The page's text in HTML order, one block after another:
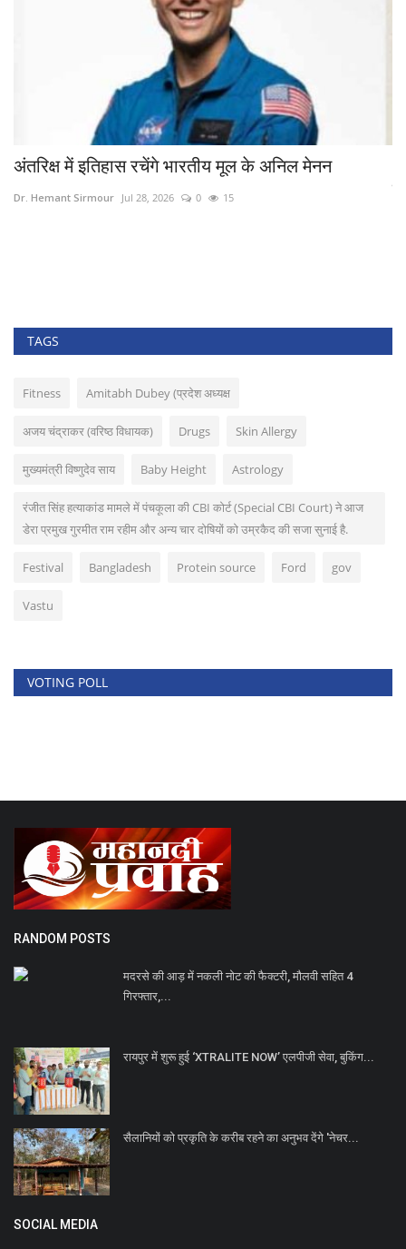
अंतरिक्ष में इतिहास रचेंगे भारतीय मूल के अनिल मेनन
Dr. Hemant Sirmour Jul 28, 2026 0 15
TAGS
Fitness Amitabh Dubey (प्रदेश अध्यक्ष
अजय चंद्राकर (वरिष्ठ विधायक) Drugs Skin Allergy
मुख्यमंत्री विष्णुदेव साय Baby Height Astrology
रंजीत सिंह हत्याकांड मामले में पंचकूला की CBI कोर्ट (Special CBI Court) ने आज
डेरा प्रमुख गुरमीत राम रहीम और अन्‍य चार दोषियों को उम्रकैद की सजा सुनाई है.
Festival Bangladesh Protein source Ford gov
Vastu
VOTING POLL
RANDOM POSTS
मदरसे की आड़ में नकली नोट की फैक्टरी, मौलवी सहित 4
गिरफ्तार,...
रायपुर में शुरू हुई ‘XTRALITE NOW’ एलपीजी सेवा, बुकिंग...
सैलानियों को प्रकृति के करीब रहने का अनुभव देंगे 'नेचर...
SOCIAL MEDIA